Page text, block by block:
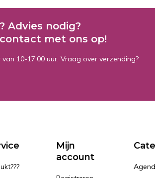
Advies nodig?
met ons op!
10-17:00 uur. Vraag over verzending?
Mijn
account